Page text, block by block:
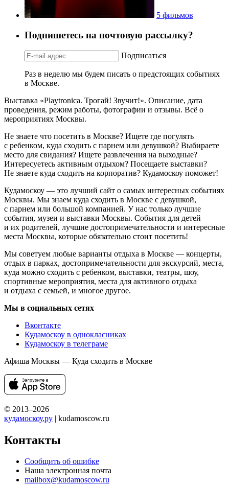
5 фильмов
Подпишетесь на почтовую рассылку?
Подписаться
Раз в неделю мы будем писать о предстоящих событиях
в Москве.
Выставка «Playtronica. Трогай! Звучит!». Описание, дата
проведения, режим работы, фотографии и отзывы. Всё о
мероприятиях Москвы.
Не знаете что посетить в Москве? Ищете где погулять
с ребенком, куда сходить с парнем или девушкой? Выбираете
место для свидания? Ищете развлечения на выходные?
Интересуетесь активным отдыхом? Посещаете выставки?
Не знаете куда сходить на корпоратив? Кудамоскоу поможет!
Кудамоскоу — это лучший сайт о самых интересных событиях
Москвы. Мы знаем куда сходить в Москве с девушкой,
с парнем или большой компанией. У нас только лучшие
события, музеи и выставки Москвы. События для детей
и их родителей, лучшие достопримечательности и интересные
места Москвы, которые обязательно стоит посетить!
Мы советуем любые варианты отдыха в Москве — концерты,
отдых в парках, достопримечательности для экскурсий, места,
куда можно сходить с ребенком, выставки, театры, шоу,
спортивные мероприятия, места для активного отдыха
и отдыха с семьей, и многое другое.
Мы в социальных сетях
Вконтакте
Кудамоскоу в однокласниках
Кудамоскоу в телеграме
Афиша Москвы — Куда сходить в Москве
© 2013–2026
кудамоскоу.ру | kudamoscow.ru
Контакты
Сообщить об ошибке
Наша электронная почта
mailbox@kudamoscow.ru